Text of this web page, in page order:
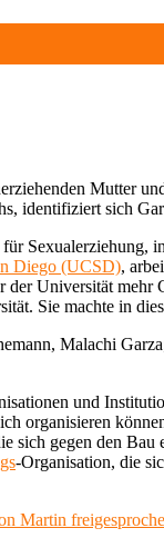
Mutter
identifiziert sich
Diego (UCSD),
der Universität
Sie machte in
Malachi
und
organisieren
sich gegen den Bau
-Organisation, die
Martin